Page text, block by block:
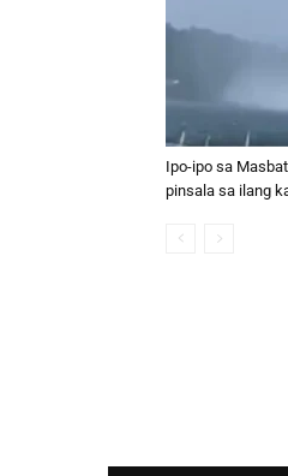
Ipo-ipo sa
pinsala sa ilang